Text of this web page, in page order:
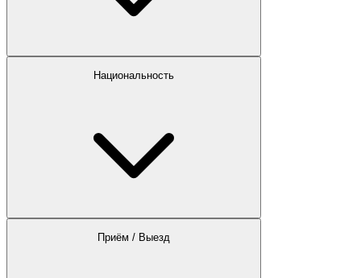
Национальность
Приём / Выезд